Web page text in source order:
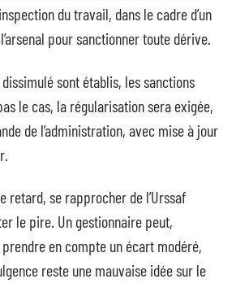
du travail, dans le cadre d’un
pour sanctionner toute dérive.
sont établis, les sanctions
le cas, la régularisation sera exigée,
de l’administration, avec mise à jour
retard, se rapprocher de l’Urssaf
le pire. Un gestionnaire peut,
en compte un écart modéré,
reste une mauvaise idée sur le